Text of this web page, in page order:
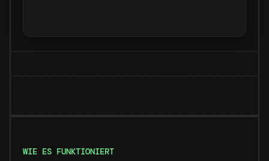
WIE ES FUNKTIONIERT